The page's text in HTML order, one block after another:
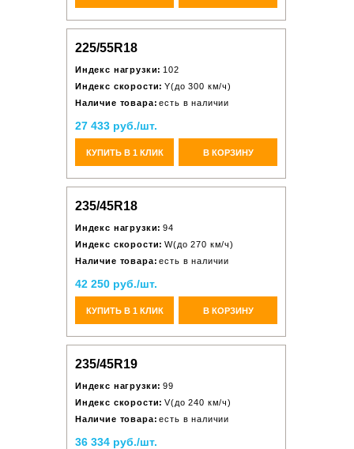
225/55R18
Индекс нагрузки: 102
Индекс скорости: Y(до 300 км/ч)
Наличие товара: есть в наличии
27 433 руб./шт.
КУПИТЬ В 1 КЛИК В КОРЗИНУ
235/45R18
Индекс нагрузки: 94
Индекс скорости: W(до 270 км/ч)
Наличие товара: есть в наличии
42 250 руб./шт.
КУПИТЬ В 1 КЛИК В КОРЗИНУ
235/45R19
Индекс нагрузки: 99
Индекс скорости: V(до 240 км/ч)
Наличие товара: есть в наличии
36 334 руб./шт.